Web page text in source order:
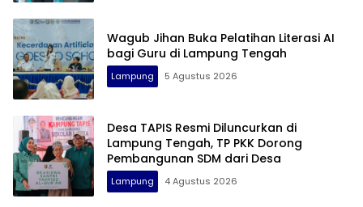
Wagub Jihan Buka Pelatihan Literasi AI
bagi Guru di Lampung Tengah
Lampung 5 Agustus 2026
Desa TAPIS Resmi Diluncurkan di
Lampung Tengah, TP PKK Dorong
Pembangunan SDM dari Desa
Lampung 4 Agustus 2026